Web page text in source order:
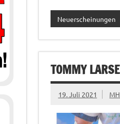
Neuerscheinungen
TOMMY
19. Juli 2021